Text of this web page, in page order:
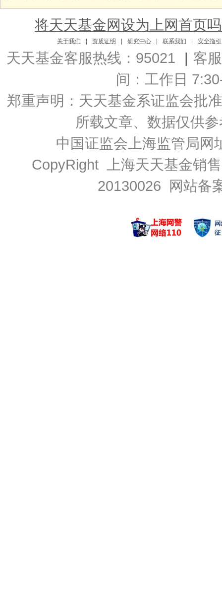
将天天基金网设为上网首页
关于我们 资质证明 研究中心 联系我们 安全指引
天天基金客服热线：95021 | 客
间：工作日
郑重声明： 天天基金系证监会批
所载文章、数据仅供
中国证监会上海监管局网
CopyRight 上海天天基金销
20130026 网站备